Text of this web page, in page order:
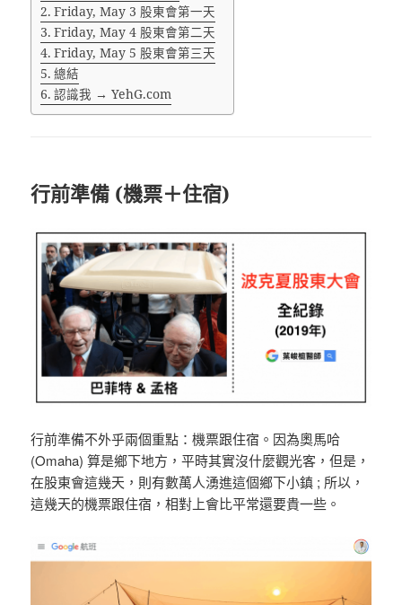
Friday, May 3 股東會第一天
Friday, May 4 股東會第二天
Friday, May 5 股東會第三天
總結
認識我 → YehG.com
行前準備 (機票＋住宿)
行前準備不外乎兩個重點：機票跟住宿。因為奧馬哈
(Omaha) 算是鄉下地方，平時其實沒什麼觀光客，但是，
在股東會這幾天，則有數萬人湧進這個鄉下小鎮 ; 所以，
這幾天的機票跟住宿，相對上會比平常還要貴一些。